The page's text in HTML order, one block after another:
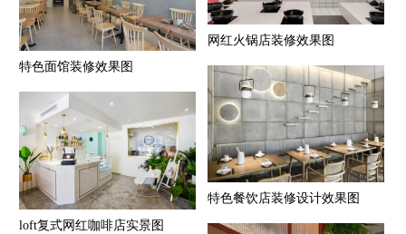
网红火锅店装修效果图
特色面馆装修效果图
特色餐饮店装修设计效果图
loft复式网红咖啡店实景图